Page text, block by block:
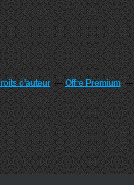
d'auteur Offre Premium